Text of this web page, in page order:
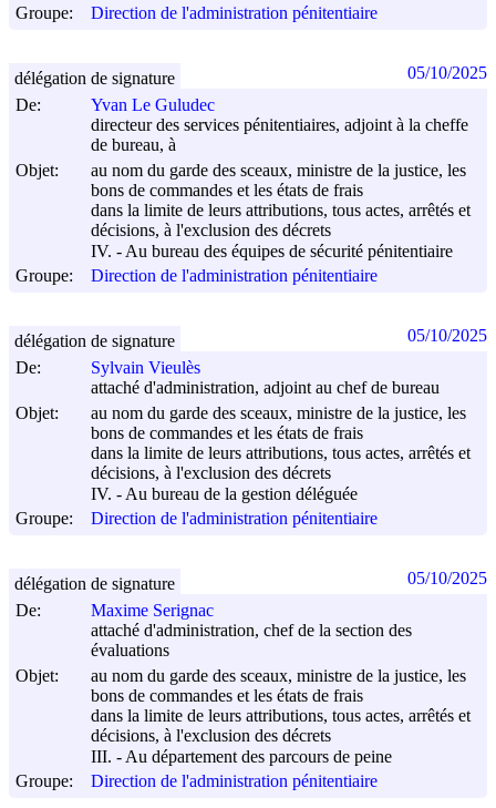
Groupe:
Direction de l'administration pénitentiaire
De:
Yvan Le Guludec
directeur des services pénitentiaires, adjoint à la cheffe
de bureau, à
Objet:
au nom du garde des sceaux, ministre de la justice, les
bons de commandes et les états de frais
dans la limite de leurs attributions, tous actes, arrêtés et
décisions, à l'exclusion des décrets
IV. - Au bureau des équipes de sécurité pénitentiaire
Groupe:
Direction de l'administration pénitentiaire
délégation de signature 05/10/2025
De:
Sylvain Vieulès
attaché d'administration, adjoint au chef de bureau
Objet:
au nom du garde des sceaux, ministre de la justice, les
bons de commandes et les états de frais
dans la limite de leurs attributions, tous actes, arrêtés et
décisions, à l'exclusion des décrets
IV. - Au bureau de la gestion déléguée
Groupe:
Direction de l'administration pénitentiaire
délégation de signature 05/10/2025
De:
Maxime Serignac
attaché d'administration, chef de la section des
évaluations
Objet:
au nom du garde des sceaux, ministre de la justice, les
bons de commandes et les états de frais
dans la limite de leurs attributions, tous actes, arrêtés et
décisions, à l'exclusion des décrets
III. - Au département des parcours de peine
Groupe:
Direction de l'administration pénitentiaire
délégation de signature 05/10/2025